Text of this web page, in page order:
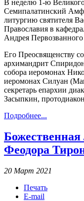
В неделю 1-ю
Семипалатинский
литургию святителя
Православия в
Андрея
Его Преосвященству
архимандрит
собора иеромонах
иеромонах Силуан
секретарь епархии
Засыпкин,
Подробнее...
Феодора
20 Март 2021
Печать
E-mail